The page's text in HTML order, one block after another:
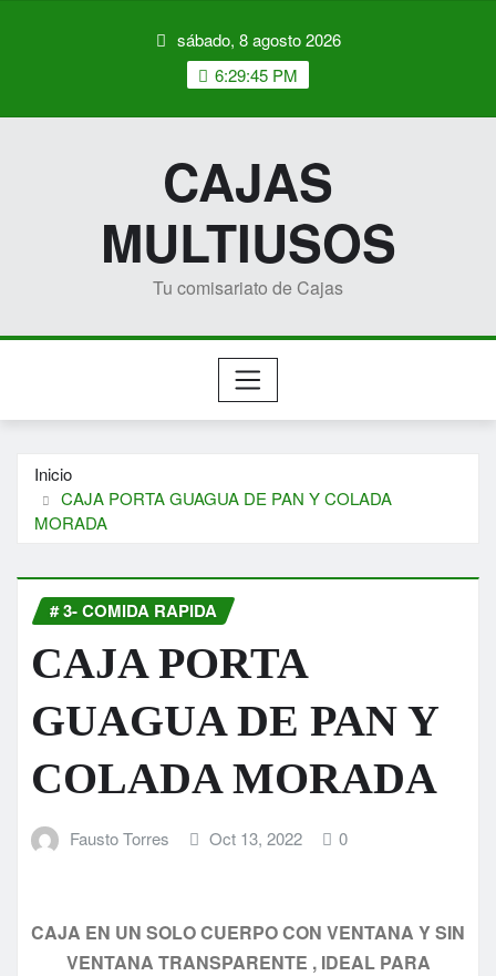
sábado, 8 agosto 2026
6:29:46 PM
CAJAS
MULTIUSOS
Tu comisariato de Cajas
Inicio
CAJA PORTA GUAGUA DE PAN Y COLADA
MORADA
# 3- COMIDA RAPIDA
CAJA PORTA
GUAGUA DE PAN Y
COLADA MORADA
Fausto Torres Oct 13, 2022 0
CAJA EN UN SOLO CUERPO CON VENTANA Y SIN
VENTANA TRANSPARENTE , IDEAL PARA